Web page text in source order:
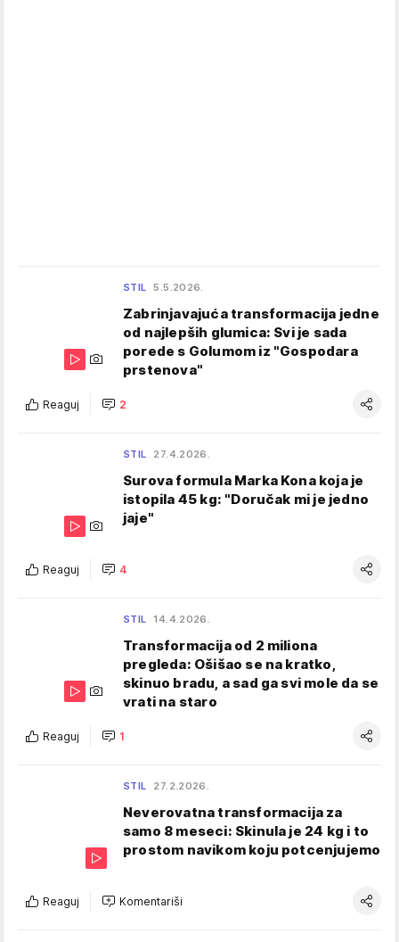
STIL 5.5.2026.
Zabrinjavajuća transformacija jedne
od najlepših glumica: Svi je sada
porede s Golumom iz "Gospodara
prstenova"
Reaguj 2
STIL 27.4.2026.
Surova formula Marka Kona koja je
istopila 45 kg: "Doručak mi je jedno
jaje"
Reaguj 4
STIL 14.4.2026.
Transformacija od 2 miliona
pregleda: Ošišao se na kratko,
skinuo bradu, a sad ga svi mole da se
vrati na staro
Reaguj 1
STIL 27.2.2026.
Neverovatna transformacija za
samo 8 meseci: Skinula je 24 kg i to
prostom navikom koju potcenjujemo
Reaguj Komentariši